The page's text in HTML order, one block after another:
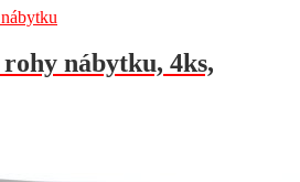
nábytku, 4ks,